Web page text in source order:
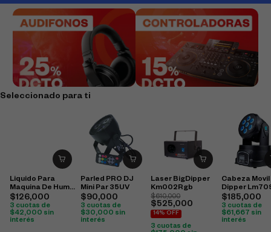
Seleccionado para ti
Liquido Para
Maquina De Humo
10 Litros
$126,000
3 cuotas de
$42,000 sin
interés
Parled PRO DJ
Mini Par 35UV
$90,000
3 cuotas de
$30,000 sin
interés
Laser BigDipper
Km002Rgb
$610,000
$525,000
14% OFF
3 cuotas de
Cabeza Movil
Dipper
$185,000
3 cuotas de
$61,667 sin
interés